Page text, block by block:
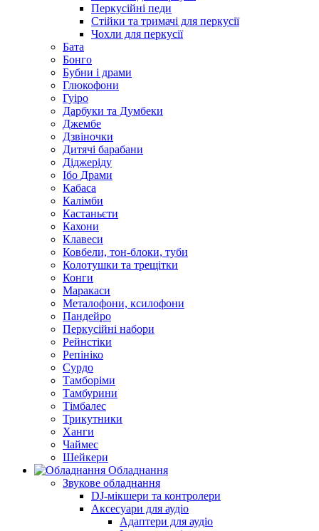
Перкусійні педи
Стійки та тримачі для перкусії
Чохли для перкусії
Бата
Бонго
Бубни і драми
Глюкофони
Гуіро
Дарбуки та Думбеки
Джембе
Дзвіночки
Дитячі барабани
Діджеріду
Ібо Драми
Кабаса
Калімби
Кастаньєти
Кахони
Клавеси
Ковбели, тон-блоки, туби
Колотушки та трещітки
Конги
Маракаси
Металофони, ксилофони
Пандейро
Перкусійні набори
Рейнстіки
Репініко
Сурдо
Тамборіми
Тамбурини
Тімбалес
Трикутники
Ханги
Чаймес
Шейкери
Обладнання
Звукове обладнання
DJ-мікшери та контролери
Аксесуари для аудіо
Адаптери для аудіо